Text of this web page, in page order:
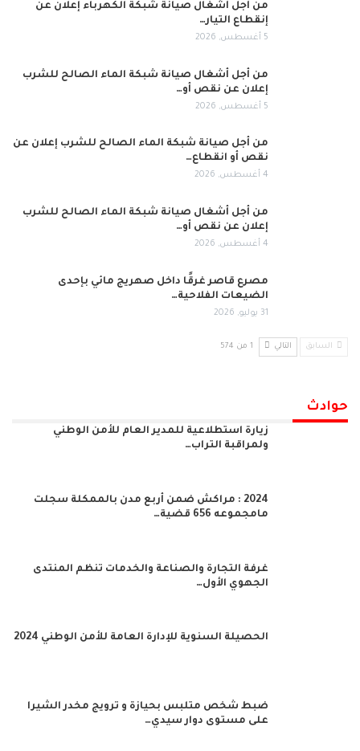
من أجل أشغال صيانة شبكة الكهرباء إعلان عن
إنقطاع التيار…
5 أغسطس, 2026
من أجل أشغال صيانة شبكة الماء الصالح للشرب
إعلان عن نقص أو…
5 أغسطس, 2026
من أجل صيانة شبكة الماء الصالح للشرب إعلان عن
نقص أو انقطاع…
4 أغسطس, 2026
من أجل أشغال صيانة شبكة الماء الصالح للشرب
إعلان عن نقص أو…
4 أغسطس, 2026
مصرع قاصر غرقًا داخل صهريج مائي بإحدى
الضيعات الفلاحية…
31 يوليو, 2026
السابق التالي 1 من 574
حوادث
زيارة استطلاعية للمدير العام للأمن الوطني
ولمراقبة التراب…
2024 : مراكش ضمن أربع مدن بالممكلة سجلت
مامجموعه 656 قضية…
غرفة التجارة والصناعة والخدمات تنظم المنتدى
الجهوي الأول…
الحصيلة السنوية للإدارة العامة للأمن الوطني 2024
ضبط شخص متلبس بحيازة و ترويج مخدر الشيرا
على مستوى دوار سيدي…